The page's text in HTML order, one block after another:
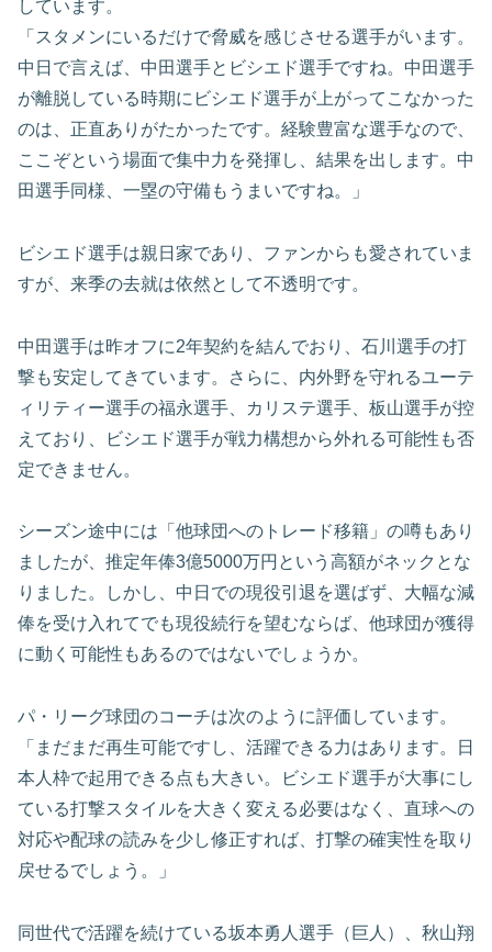
しています。
「スタメンにいるだけで脅威を感じさせる選手がいます。
中日で言えば、中田選手とビシエド選手ですね。中田選手
が離脱している時期にビシエド選手が上がってこなかった
のは、正直ありがたかったです。経験豊富な選手なので、
ここぞという場面で集中力を発揮し、結果を出します。中
田選手同様、一塁の守備もうまいですね。」
ビシエド選手は親日家であり、ファンからも愛されていま
すが、来季の去就は依然として不透明です。
中田選手は昨オフに2年契約を結んでおり、石川選手の打
撃も安定してきています。さらに、内外野を守れるユーテ
ィリティー選手の福永選手、カリステ選手、板山選手が控
えており、ビシエド選手が戦力構想から外れる可能性も否
定できません。
シーズン途中には「他球団へのトレード移籍」の噂もあり
ましたが、推定年俸3億5000万円という高額がネックとな
りました。しかし、中日での現役引退を選ばず、大幅な減
俸を受け入れてでも現役続行を望むならば、他球団が獲得
に動く可能性もあるのではないでしょうか。
パ・リーグ球団のコーチは次のように評価しています。
「まだまだ再生可能ですし、活躍できる力はあります。日
本人枠で起用できる点も大きい。ビシエド選手が大事にし
ている打撃スタイルを大きく変える必要はなく、直球への
対応や配球の読みを少し修正すれば、打撃の確実性を取り
戻せるでしょう。」
同世代で活躍を続けている坂本勇人選手（巨人）、秋山翔